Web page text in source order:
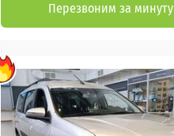
Перезвоним за минуту